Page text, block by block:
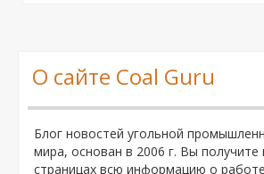
О сайте Coal Guru
Блог новостей угольной
мира, основан в 2006 г. Вы получите
страницах всю информацию о